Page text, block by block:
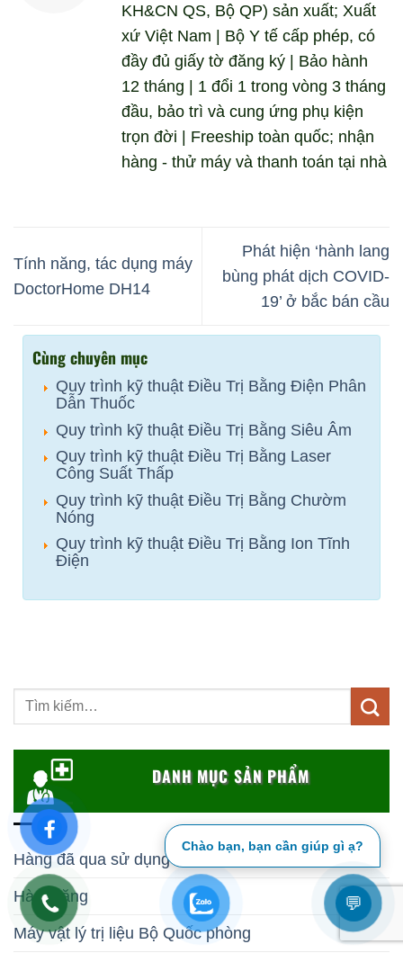
KH&CN QS, Bộ QP) sản xuất; Xuất
xứ Việt Nam | Bộ Y tế cấp phép, có
đầy đủ giấy tờ đăng ký | Bảo hành
12 tháng | 1 đổi 1 trong vòng 3 tháng
đầu, bảo trì và cung ứng phụ kiện
trọn đời | Freeship toàn quốc; nhận
hàng - thử máy và thanh toán tại nhà
Tính năng, tác dụng máy
DoctorHome DH14
Phát hiện ‘hành lang
bùng phát dịch COVID-
19’ ở bắc bán cầu
Cùng chuyên mục
Quy trình kỹ thuật Điều Trị Bằng Điện Phân
Dẫn Thuốc
Quy trình kỹ thuật Điều Trị Bằng Siêu Âm
Quy trình kỹ thuật Điều Trị Bằng Laser
Công Suất Thấp
Quy trình kỹ thuật Điều Trị Bằng Chườm
Nóng
Quy trình kỹ thuật Điều Trị Bằng Ion Tĩnh
Điện
DANH MỤC SẢN PHẨM
Hàng đã qua sử dụng
Hàng tặng
Máy vật lý trị liệu Bộ Quốc phòng
💬
Chào bạn, bạn cần giúp gì ạ?